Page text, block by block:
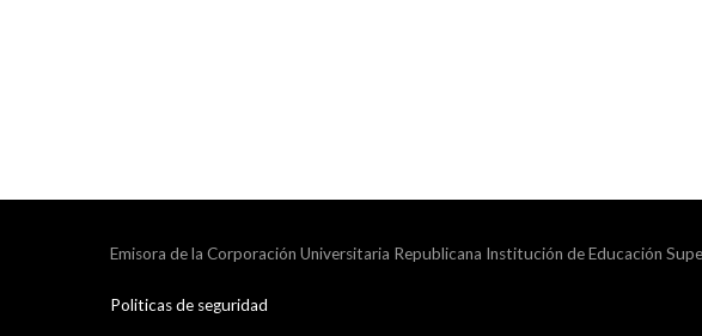
Emisora de la Corporación Universitaria Republicana Institución de Educación
Politicas de seguridad